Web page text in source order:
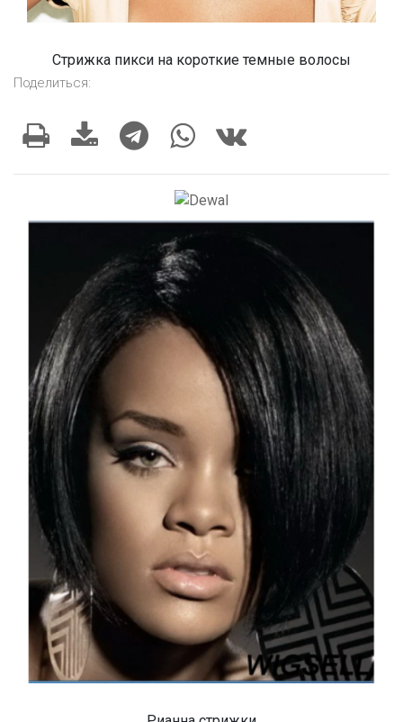
Стрижка пикси на короткие темные волосы
Поделиться: